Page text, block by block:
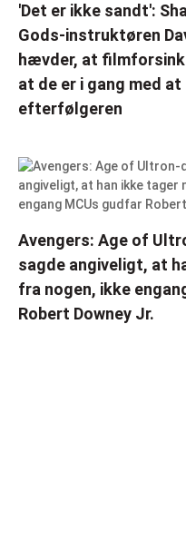
'Det er ikke sandt':
Gods-instruktøren
hævder, at
at de er i gang med
efterfølgeren
Avengers: Age of
sagde angiveligt, at
fra nogen, ikke
Robert Downey Jr.